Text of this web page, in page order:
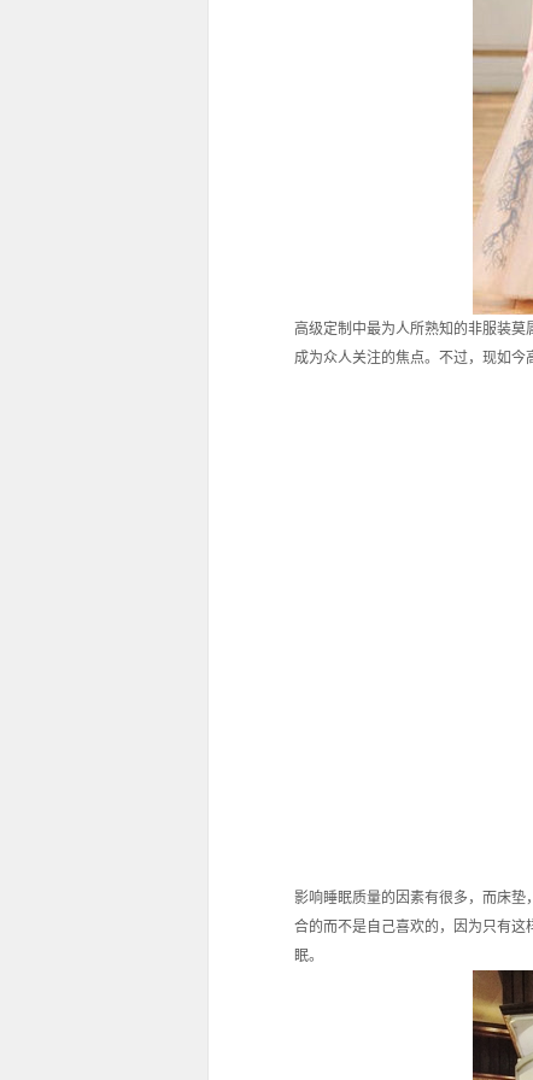
高级定制中最为人所熟知的非服装
成为众人关注的焦点。不过，现如今
影响睡眠质量的因素有很多，而床
合的而不是自己喜欢的，因为只有
眠。